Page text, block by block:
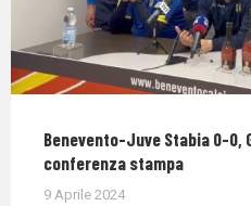
Benevento-Juve Stabia 0-0,
conferenza stampa
9 Aprile 2024